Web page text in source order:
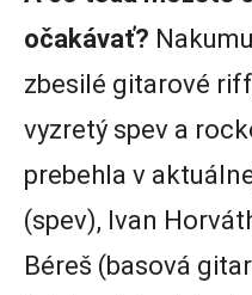
očakávať?
zbesilé gitarové
vyzretý spev a
prebehla v
(spev), Ivan
Béreš (basová